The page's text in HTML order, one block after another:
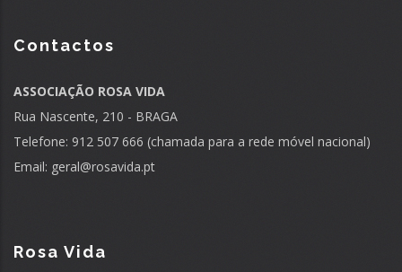
Contactos
ASSOCIAÇÃO ROSA VIDA
Rua Nascente, 210 - BRAGA
Telefone: 912 507 666 (chamada para a rede móvel nacional)
Email: geral@rosavida.pt
Rosa Vida